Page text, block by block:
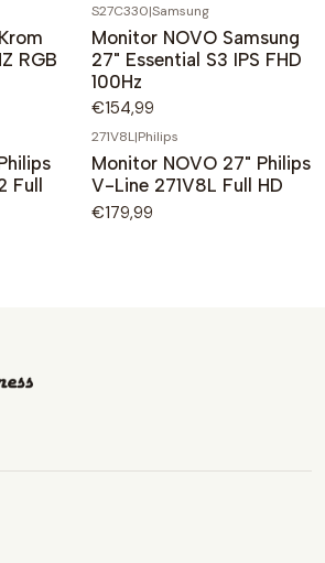
RGB
S27C330|Samsung
Monitor NOVO Samsung
27" Essential S3 IPS FHD
100Hz
€154,99
271V8L|Philips
Monitor NOVO 27" Philips
V-Line 271V8L Full HD
€179,99